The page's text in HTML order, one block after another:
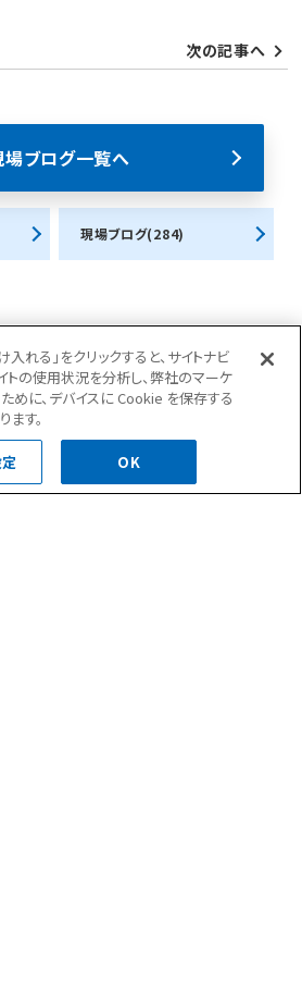
次の記事へ
場ブログ一覧へ
現場ブログ(284)
ご相談はこちら
400-252
れる」をクリックすると、サイトナビ
トの使用状況を分析し、弊社のマーケ
めに、デバイスに Cookie を保存する
す。
OK